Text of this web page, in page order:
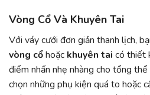
Vòng Cổ Và Khuyên Tai
Với váy cưới đơn giản thanh lịch,
vòng cổhoặc khuyên tai có thiết
điểm nhấn nhẹ nhàng cho tổng
chọn những phụ kiện quá to hoặc